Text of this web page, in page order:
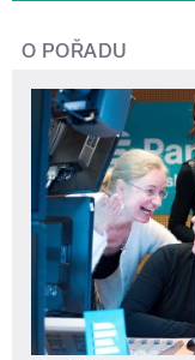
O POŘADU